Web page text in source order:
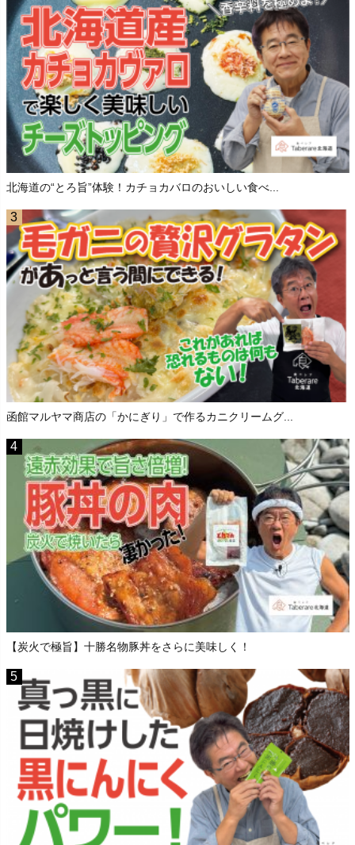
北海道の“とろ旨”体験！カチョカバロのおいしい食べ...
函館マルヤマ商店の「かにぎり」で作るカニクリームグ...
【炭火で極旨】十勝名物豚丼をさらに美味しく！